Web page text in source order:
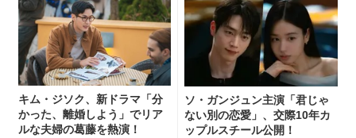
キム・ジソク、新ドラマ「分
かった、離婚しよう」でリア
ルな夫婦の葛藤を熱演！
ソ・ガンジュン主演「君じゃ
ない別の恋愛」、交際10年カ
ップルスチール公開！